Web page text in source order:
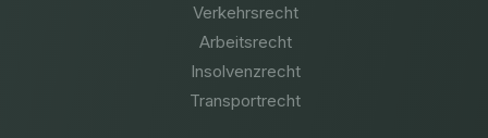
Verkehrsrecht
Arbeitsrecht
Insolvenzrecht
Transportrecht